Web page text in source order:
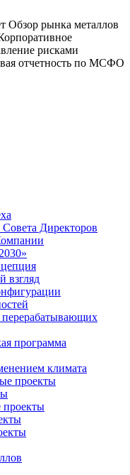
Обзор рынка металлов
рисками
отчетность по МСФО
Директоров
взгляд
перерабатывающих
программа
климата
проекты